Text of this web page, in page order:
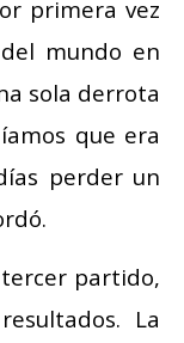
primera vez
mundo en
sola derrota
que era
perder un
tercer partido,
La